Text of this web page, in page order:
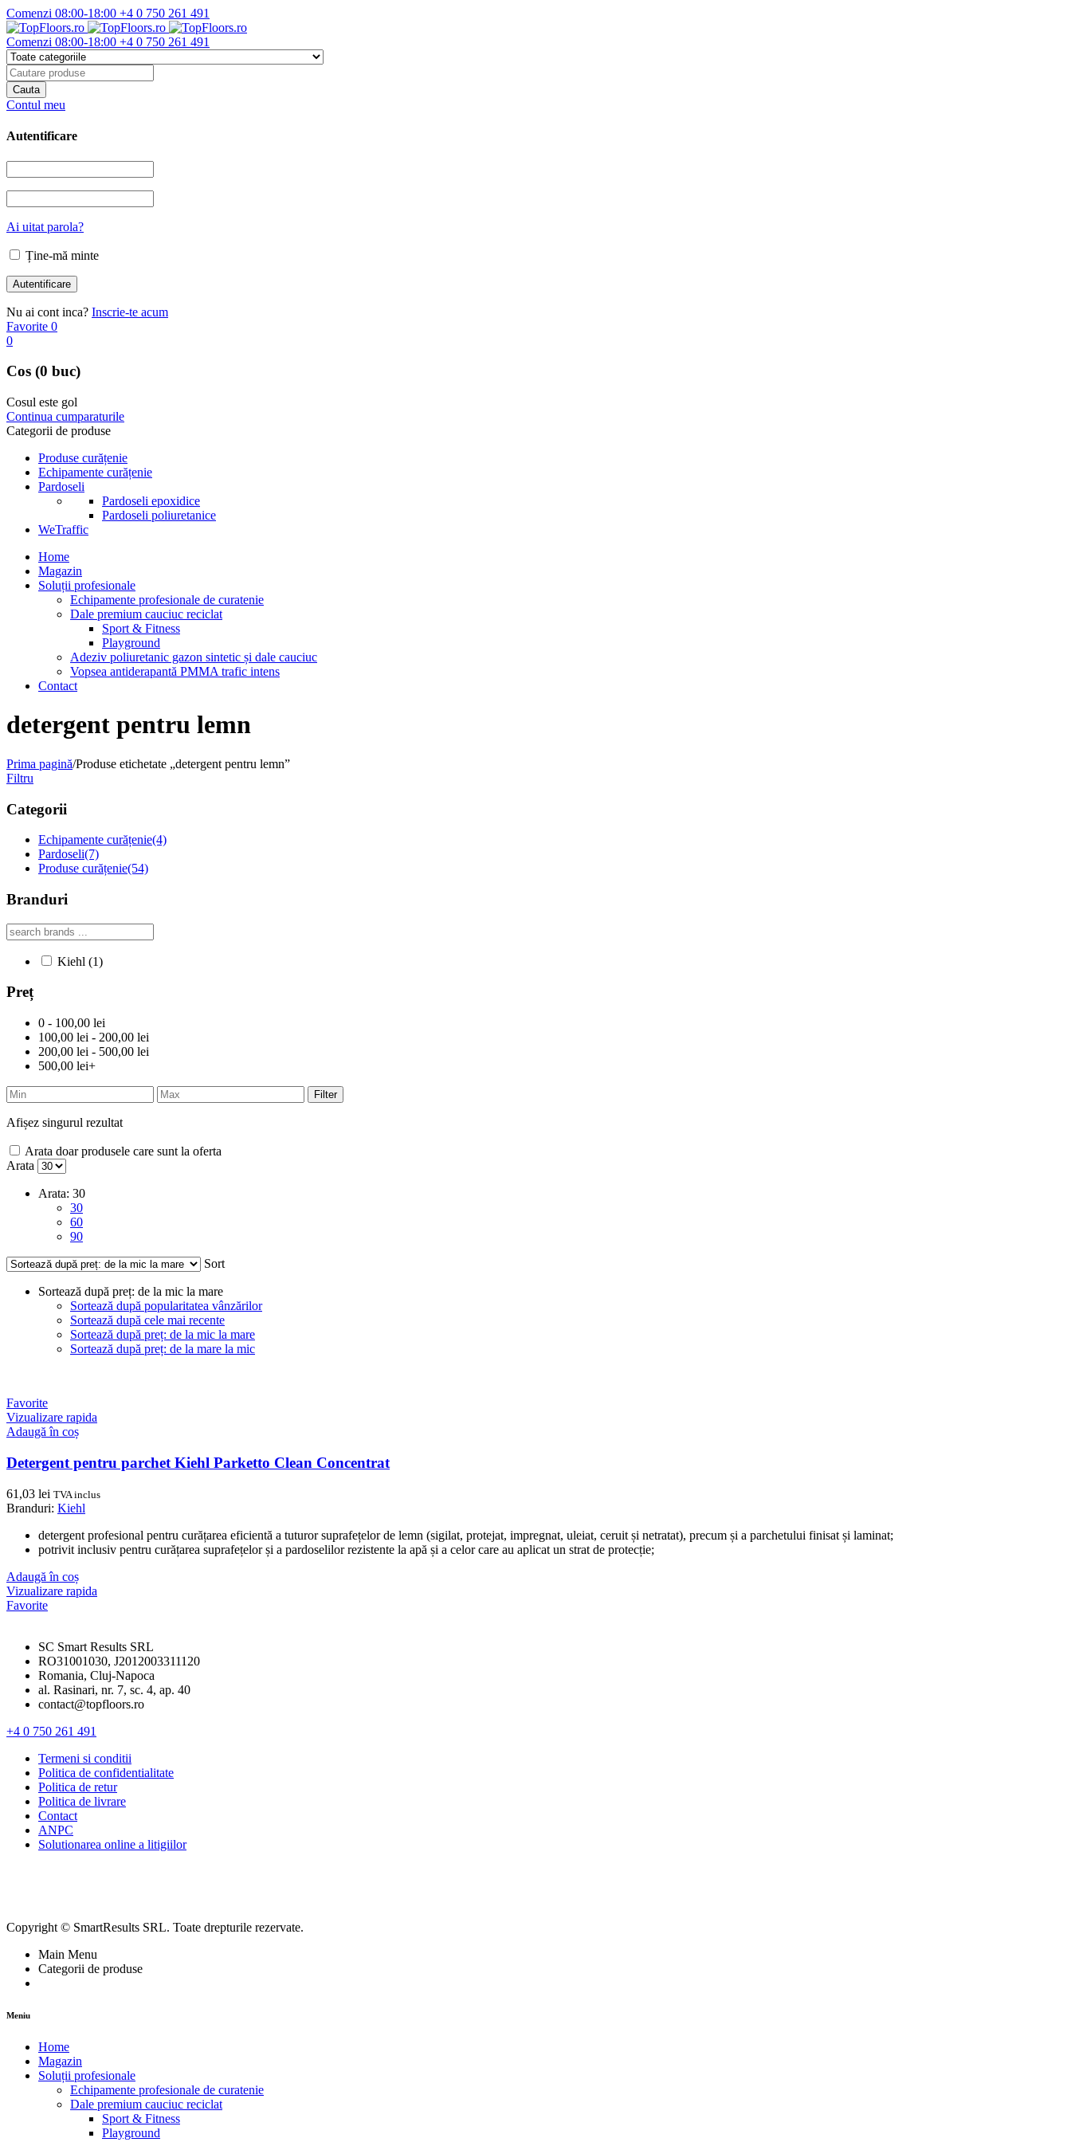
Comenzi 08:00-18:00 +4 0 750 261 491
Comenzi 08:00-18:00 +4 0 750 261 491
Contul meu
Autentificare
Ai uitat parola?
Ține-mă minte
Nu ai cont inca? Inscrie-te acum
Favorite 0
0
Cos (0 buc)
Cosul este gol
Continua cumparaturile
Categorii de produse
Produse curățenie
Echipamente curățenie
Pardoseli
Pardoseli epoxidice
Pardoseli poliuretanice
WeTraffic
Home
Magazin
Soluții profesionale
Echipamente profesionale de curatenie
Dale premium cauciuc reciclat
Sport & Fitness
Playground
Adeziv poliuretanic gazon sintetic și dale cauciuc
Vopsea antiderapantă PMMA trafic intens
Contact
detergent pentru lemn
Prima pagină/Produse etichetate „detergent pentru lemn”
Filtru
Categorii
Echipamente curățenie(4)
Pardoseli(7)
Produse curățenie(54)
Branduri
Kiehl (1)
Preț
0 - 100,00 lei
100,00 lei - 200,00 lei
200,00 lei - 500,00 lei
500,00 lei+
Filter
Afișez singurul rezultat
Arata doar produsele care sunt la oferta
Arata
Arata: 30
30
60
90
Sort
Sortează după preț: de la mic la mare
Sortează după popularitatea vânzărilor
Sortează după cele mai recente
Sortează după preț: de la mic la mare
Sortează după preț: de la mare la mic
Favorite
Vizualizare rapida
Adaugă în coș
Detergent pentru parchet Kiehl Parketto Clean Concentrat
61,03 lei TVA inclus
Branduri: Kiehl
detergent profesional pentru curățarea eficientă a tuturor suprafețelor de lemn (sigilat, protejat, impregnat, uleiat, ceruit și netratat), precum și a parchetului finisat și laminat;
potrivit inclusiv pentru curățarea suprafețelor și a pardoselilor rezistente la apă și a celor care au aplicat un strat de protecție;
Adaugă în coș
Vizualizare rapida
Favorite
SC Smart Results SRL
RO31001030, J2012003311120
Romania, Cluj-Napoca
al. Rasinari, nr. 7, sc. 4, ap. 40
contact@topfloors.ro
+4 0 750 261 491
Termeni si conditii
Politica de confidentialitate
Politica de retur
Politica de livrare
Contact
ANPC
Solutionarea online a litigiilor
Copyright © SmartResults SRL. Toate drepturile rezervate.
Main Menu
Categorii de produse
Meniu
Home
Magazin
Soluții profesionale
Echipamente profesionale de curatenie
Dale premium cauciuc reciclat
Sport & Fitness
Playground